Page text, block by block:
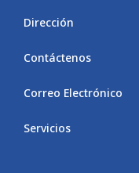
Dirección
Contáctenos
Correo Electrónico
Servicios